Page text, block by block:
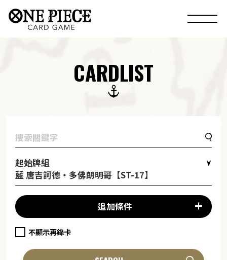
CARDLIST
起始牌組
藍 唐吉訶德・多佛朗明哥【ST-17】
追加條件
不顯示再錄卡